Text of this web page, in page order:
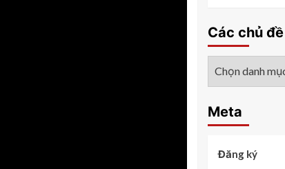
Các chủ đề
Meta
Đăng ký